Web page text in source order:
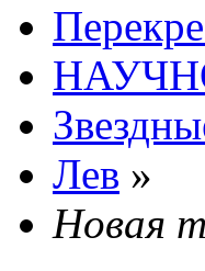
Лев »
Новая